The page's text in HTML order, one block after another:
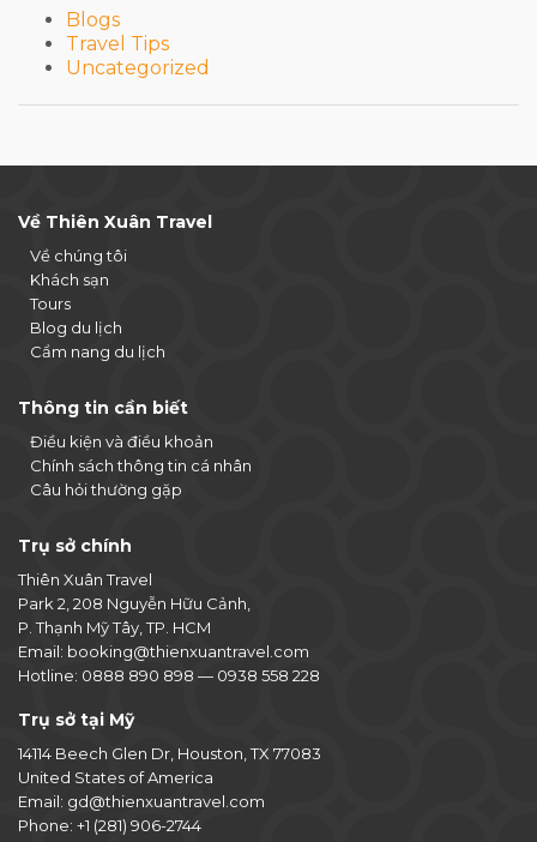
Blogs
Travel Tips
Uncategorized
Về Thiên Xuân Travel
Về chúng tôi
Khách sạn
Tours
Blog du lịch
Cẩm nang du lịch
Thông tin cần biết
Điều kiện và điều khoản
Chính sách thông tin cá nhân
Câu hỏi thường gặp
Trụ sở chính
Thiên Xuân Travel
Park 2, 208 Nguyễn Hữu Cảnh,
P. Thạnh Mỹ Tây, TP. HCM
Email: booking@thienxuantravel.com
Hotline: 0888 890 898 — 0938 558 228
Trụ sở tại Mỹ
14114 Beech Glen Dr, Houston, TX 77083
United States of America
Email: gd@thienxuantravel.com
Phone: +1 (281) 906-2744